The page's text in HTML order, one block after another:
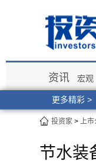
更多精彩 >
资讯 宏观
投资家 > 上市
节水装